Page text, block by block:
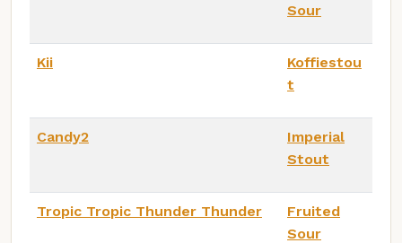
Sour
Kii
Koffiestou
t
Candy2
Imperial
Stout
Tropic Tropic Thunder Thunder
Fruited
Sour